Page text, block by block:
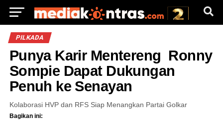
PILKADA
Punya Karir Mentereng Ronny
Sompie Dapat Dukungan
Penuh ke Senayan
Kolaborasi HVP dan RFS Siap Menangkan Partai Golkar
Bagikan ini: